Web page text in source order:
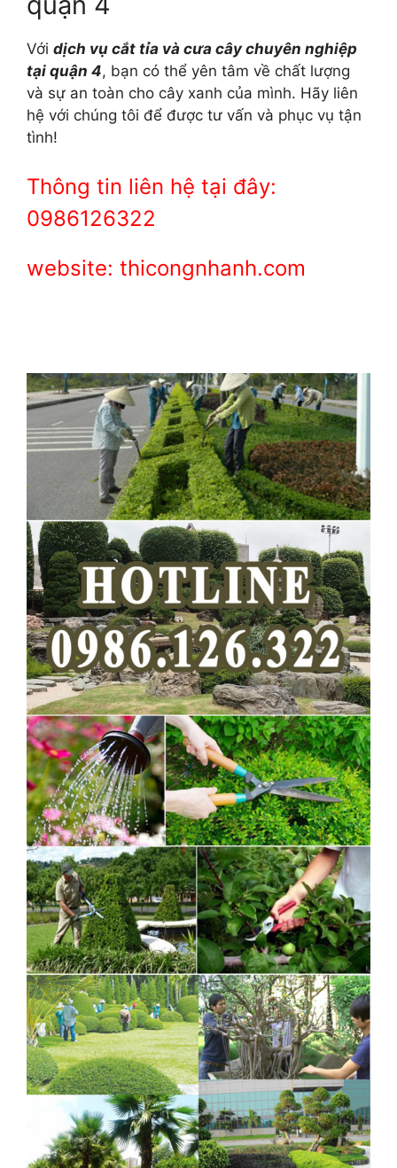
Với dịch vụ cắt tỉa và cưa cây chuyên nghiệp
tại quận 4, bạn có thể yên tâm về chất lượng
và sự an toàn cho cây xanh của mình. Hãy liên
hệ với chúng tôi để được tư vấn và phục vụ tận
tình!
Thông tin liên hệ tại đây:
0986126322
website: thicongnhanh.com